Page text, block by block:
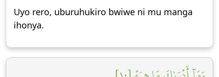
Uyo rero, uburuhukiro bwiwe ni mu manga
ihonya.